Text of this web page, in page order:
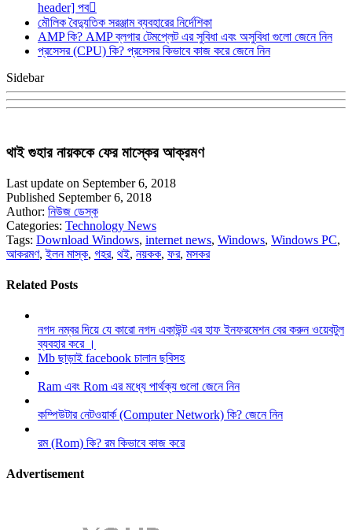
header] পব
মৌলিক বৈদ্যুতিক সরঞ্জাম ব্যবহারের নির্দেশিকা
AMP কি? AMP ব্লগার টেমপ্লেট এর সুবিধা এবং অসুবিধা গুলো জেনে নিন
প্রসেসর (CPU) কি? প্রসেসর কিভাবে কাজ করে জেনে নিন
Sidebar
থাই গুহার নায়ককে ফের মাস্কের আক্রমণ
Last update on September 6, 2018
Published September 6, 2018
Author: নিউজ ডেস্ক
Categories: Technology News
Tags: Download Windows, internet news, Windows, Windows PC,
আকরমণ,ইলন মাস্ক, গহর, থই, নয়কক, ফর, মসকর
Related Posts
নগদ নম্বর দিয়ে যে কারো নগদ একাউন্ট এর হাফ ইনফরমেশন বের করুন ওয়েবটুল
ব্যবহার করে ।
Mb ছাড়াই facebook চালান ছবিসহ
Ram এবং Rom এর মধ্যে পার্থক্য গুলো জেনে নিন
কম্পিউটার নেটওয়ার্ক (Computer Network) কি? জেনে নিন
রম (Rom) কি? রম কিভাবে কাজ করে
Advertisement